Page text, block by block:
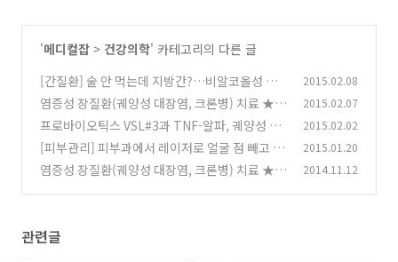
'메디컬잡 > 건강의학' 카테고리의 다른 글
[간질환] 술 안 먹는데 지방간?…비알코올성 지
방간의 원인과 치료 (0)
2015.02.08
염증성 장질환(궤양성 대장염, 크론병) 치료 ★
칸포 세미나 아마노 원장 Q&A
(20)
2015.02.07
프로바이오틱스 VSL#3과 TNF-알파, 궤양성 대
장염
(5)
2015.02.02
[피부관리] 피부과에서 레이저로 얼굴 점 빼고 난
후 관리 방법
(19)
2015.01.20
염증성 장질환(궤양성 대장염, 크론병) 치료 ★
2014.11.12
관련글